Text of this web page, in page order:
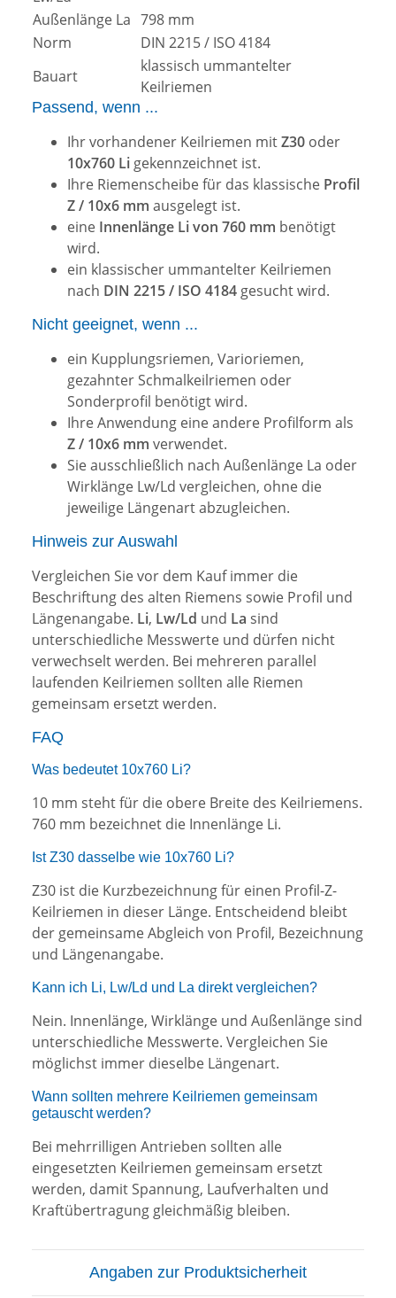
Außenlänge La 798 mm
Norm
DIN 2215 / ISO 4184
Bauart
klassisch ummantelter
Keilriemen
Passend, wenn ...
Ihr vorhandener Keilriemen mitZ30 oder
10x760 Li gekennzeichnet ist.
Ihre Riemenscheibe für das klassische Profil
Z / 10x6 mm ausgelegt ist.
eine Innenlänge Li von 760 mm benötigt
wird.
ein klassischer ummantelter Keilriemen
nach DIN 2215 / ISO 4184 gesucht wird.
Nicht geeignet, wenn ...
ein Kupplungsriemen, Varioriemen,
gezahnter Schmalkeilriemen oder
Sonderprofil benötigt wird.
Ihre Anwendung eine andere Profilform als
Z / 10x6 mm verwendet.
Sie ausschließlich nach Außenlänge La oder
Wirklänge Lw/Ld vergleichen, ohne die
jeweilige Längenart abzugleichen.
Hinweis zur Auswahl
Vergleichen Sie vor dem Kauf immer die
Beschriftung des alten Riemens sowie Profil und
Längenangabe. Li, Lw/Ld und La sind
unterschiedliche Messwerte und dürfen nicht
verwechselt werden. Bei mehreren parallel
laufenden Keilriemen sollten alle Riemen
gemeinsam ersetzt werden.
FAQ
Was bedeutet 10x760 Li?
10 mm steht für die obere Breite des Keilriemens.
760 mm bezeichnet die Innenlänge Li.
Ist Z30 dasselbe wie 10x760 Li?
Z30 ist die Kurzbezeichnung für einen Profil-Z-
Keilriemen in dieser Länge. Entscheidend bleibt
der gemeinsame Abgleich von Profil, Bezeichnung
und Längenangabe.
Kann ich Li, Lw/Ld und La direkt vergleichen?
Nein. Innenlänge, Wirklänge und Außenlänge sind
unterschiedliche Messwerte. Vergleichen Sie
möglichst immer dieselbe Längenart.
Wann sollten mehrere Keilriemen gemeinsam
getauscht werden?
Bei mehrrilligen Antrieben sollten alle
eingesetzten Keilriemen gemeinsam ersetzt
werden, damit Spannung, Laufverhalten und
Kraftübertragung gleichmäßig bleiben.
Angaben zur Produktsicherheit